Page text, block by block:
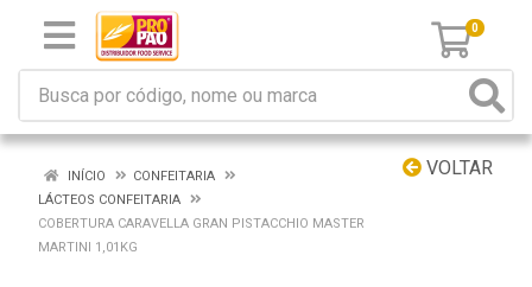
0
VOLTAR
INÍCIO
CONFEITARIA
LÁCTEOS CONFEITARIA
COBERTURA CARAVELLA GRAN PISTACCHIO MASTER
MARTINI 1,01KG